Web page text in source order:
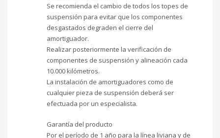
Se recomienda el cambio de todos los topes de
suspensión para evitar que los componentes
desgastados degraden el cierre del
amortiguador.
Realizar posteriormente la verificación de
componentes de suspensión y alineación cada
10.000 kilómetros.
La instalación de amortiguadores como de
cualquier pieza de suspensión deberá ser
efectuada por un especialista.
Garantía del producto
Por el período de 1 año para la línea liviana y de